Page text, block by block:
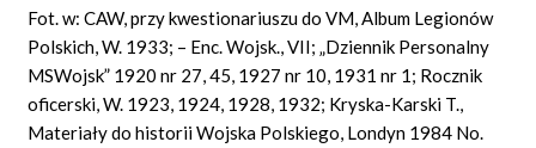
Fot. w: CAW, przy kwestionariuszu do VM, Album Legionów
Polskich, W. 1933; – Enc. Wojsk., VII; „Dziennik Personalny
MSWojsk” 1920 nr 27, 45, 1927 nr 10, 1931 nr 1; Rocznik
oficerski, W. 1923, 1924, 1928, 1932; Kryska-Karski T.,
Materiały do historii Wojska Polskiego, Londyn 1984 No.